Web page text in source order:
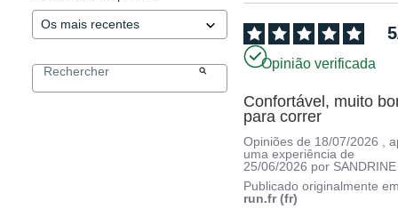
5
Opinião verificada
Confortável, muito
para correr
Opiniões de 18/07/2026
,
uma experiência de
25/06/2026 por
Publicado originalmente
run.fr (fr)